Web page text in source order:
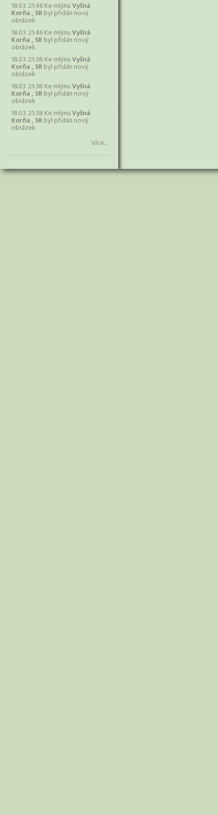
18.03. 21:46 Ke mlýnuVyšná
Korňa , SRbyl přidán nový
obrázek
18.03. 21:46 Ke mlýnuVyšná
Korňa , SRbyl přidán nový
obrázek
18.03. 21:38 Ke mlýnuVyšná
Korňa , SRbyl přidán nový
obrázek
18.03. 21:38 Ke mlýnuVyšná
Korňa , SRbyl přidán nový
obrázek
18.03. 21:38 Ke mlýnuVyšná
Korňa , SRbyl přidán nový
obrázek
Více...